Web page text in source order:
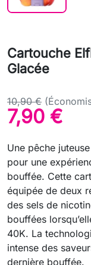
Cartouche
Glacée
10,90 €
7,90 €
Une pêche
pour une
bouffée. Cette
équipée de deux
des sels de
bouffées
40K. La
intense des
dernière bouffée.